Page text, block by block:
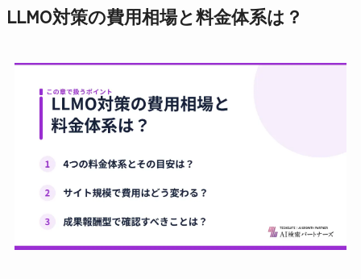
LLMO対策の費用相場と料金体系は？